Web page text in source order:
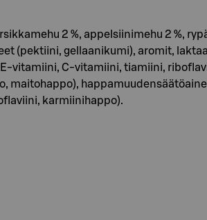
2 %, appelsiinimehu 2 %,
(pektiini, gellaanikumi), aromit,
vitamiini, C-vitamiini, tiamiini,
maitohappo),
karmiinihappo).